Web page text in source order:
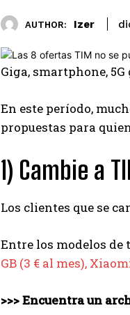
AUTHOR: Izer
Giga, smartphone,
En este período,
propuestas para
1) Cambie a
Los clientes que se
Entre los modelos de
GB (3 € al mes),
>>> Encuentra un